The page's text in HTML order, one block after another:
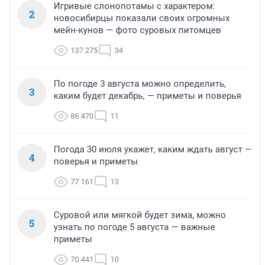
2
Игривые слонопотамы с характером:
новосибирцы показали своих огромных
мейн-кунов — фото суровых питомцев
137 275 34
3
По погоде 3 августа можно определить,
каким будет декабрь, — приметы и поверья
86 470 11
4
Погода 30 июля укажет, каким ждать август —
поверья и приметы
77 161 13
5
Суровой или мягкой будет зима, можно
узнать по погоде 5 августа — важные
приметы
70 441 10